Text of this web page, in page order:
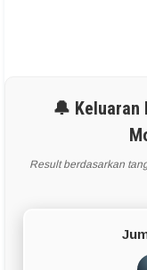
🔔 Keluaran
Result berdasarkan